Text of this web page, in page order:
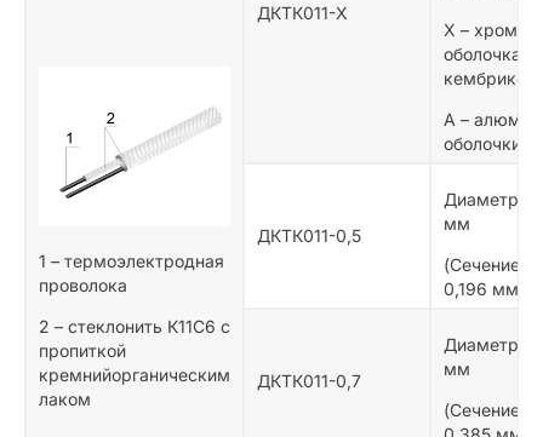
1 – термоэлектродная
проволока
2 – cтеклонить К11С6 с
пропиткой
кремнийорганическим
лаком
ДКТК011-Х
Х –
оболочка
А –
оболочки» –
ДКТК011-0,5
Диаметр
мм
(Сечение
0,196 мм²)
ДКТК011-0,7
Диаметр
мм
(Сечение